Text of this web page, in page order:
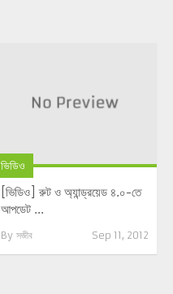
ভিডিও
[ভিডিও] রুট ও অ্যান্ড্রয়েড ৪.০-তে
আপডেট ...
By সজীব Sep 11, 2012